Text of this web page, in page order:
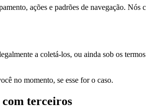
ações e padrões de navegação. Nós
a coletá-los, ou ainda sob os
no momento, se esse for o caso.
com terceiros